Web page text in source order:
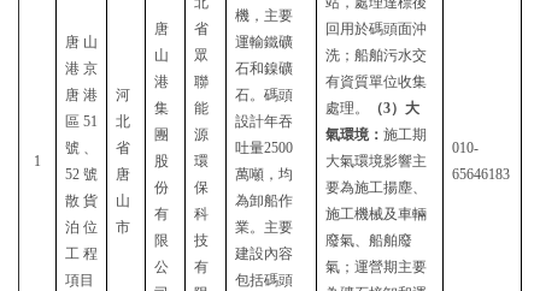
1
唐山
港京
唐港
區 51
號、
52號
散貨
泊位
工程
項目
河
北
省
唐
山
市
唐
山
港
集
團
股
份
有
限
公
省
眾
聯
能
源
環
保
科
技
有
機，主要
運輸鐵礦
石和鎳礦
石。碼頭
設計年吞
吐量2500
萬噸，均
為卸船作
業。主要
建設內容
包括碼頭
回用於碼頭面沖
洗；船舶污水交
有資質單位收集
處理。
（3）大
氣環境：施工期
大氣環境影響主
要為施工揚塵、
施工機械及車輛
廢氣、船舶廢
氣；運營期主要
010-
65646183